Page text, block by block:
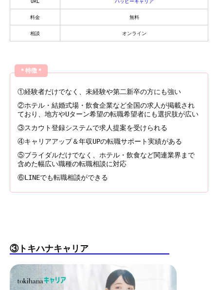
URL ハッピーキャリア
料金 無料
相談 オンライン
＊特徴＊
①経験者だけでなく、未経験や第二新卒の方にも強い
②ホテル・結婚式場・飲食企業など全国の求人が掲載され
ており、地方やUターン希望の転職希望者にも選択肢が広い
③スカウト登録システムで求人提案を受けられる
④キャリアアップ＆年収UPの転職サポート実績がある
⑤ブライダルだけでなく、ホテル・飲食など関連業界まで
含めた幅広い職種の転職相談に対応
⑥LINEでも転職相談ができる
③トキハナキャリア